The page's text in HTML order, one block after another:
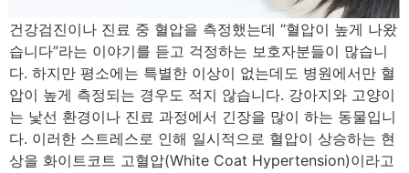
건강검진이나 진료 중 혈압을 측정했는데 “혈압이 높게 나왔
습니다”라는 이야기를 듣고 걱정하는 보호자분들이 많습니
다. 하지만 평소에는 특별한 이상이 없는데도 병원에서만 혈
압이 높게 측정되는 경우도 적지 않습니다. 강아지와 고양이
는 낯선 환경이나 진료 과정에서 긴장을 많이 하는 동물입니
다. 이러한 스트레스로 인해 일시적으로 혈압이 상승하는 현
상을 화이트코트 고혈압(White Coat Hypertension)이라고